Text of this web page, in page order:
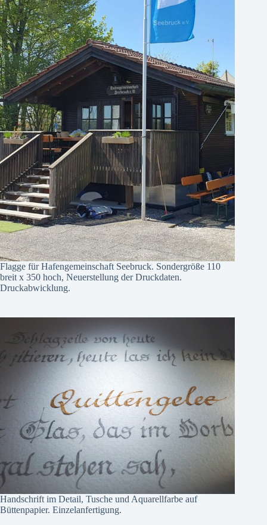
Flagge für Hafengemeinschaft Seebruck. Sondergröße 110
breit x 350 hoch, Neuerstellung der Druckdaten.
Druckabwicklung.
Handschrift im Detail, Tusche und Aquarellfarbe auf
Büttenpapier. Einzelanfertigung.